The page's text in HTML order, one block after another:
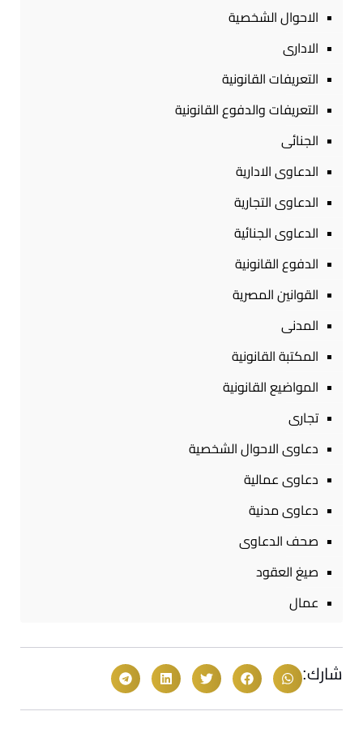
الاحوال الشخصية
الادارى
التعريفات القانونية
التعريفات والدفوع القانونية
الجنائى
الدعاوى الادارية
الدعاوى التجارية
الدعاوى الجنائية
الدفوع القانونية
القوانين المصرية
المدنى
المكتبة القانونية
المواضيع القانونية
تجارى
دعاوى الاحوال الشخصية
دعاوى عمالية
دعاوى مدنية
صحف الدعاوى
صيغ العقود
عمال
شارك: